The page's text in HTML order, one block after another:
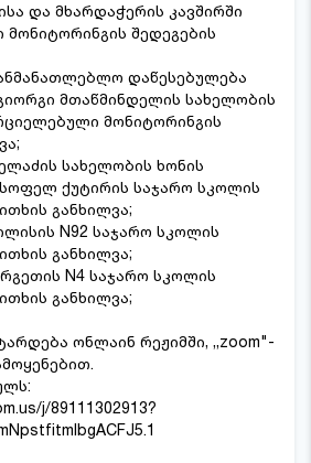
და მხარდაჭერის კავშირში
შედეგების
დაწესებულება
მთაწმინდელის სახელობის
მონიტორინგის
სახელობის ხონის
ქუტირის საჯარო სკოლის
განხილვა;
N92 საჯარო სკოლის
განხილვა;
N4 საჯარო სკოლის
განხილვა;
ონლაინ რეჟიმში, ,,zoom"-
j/89111302913?